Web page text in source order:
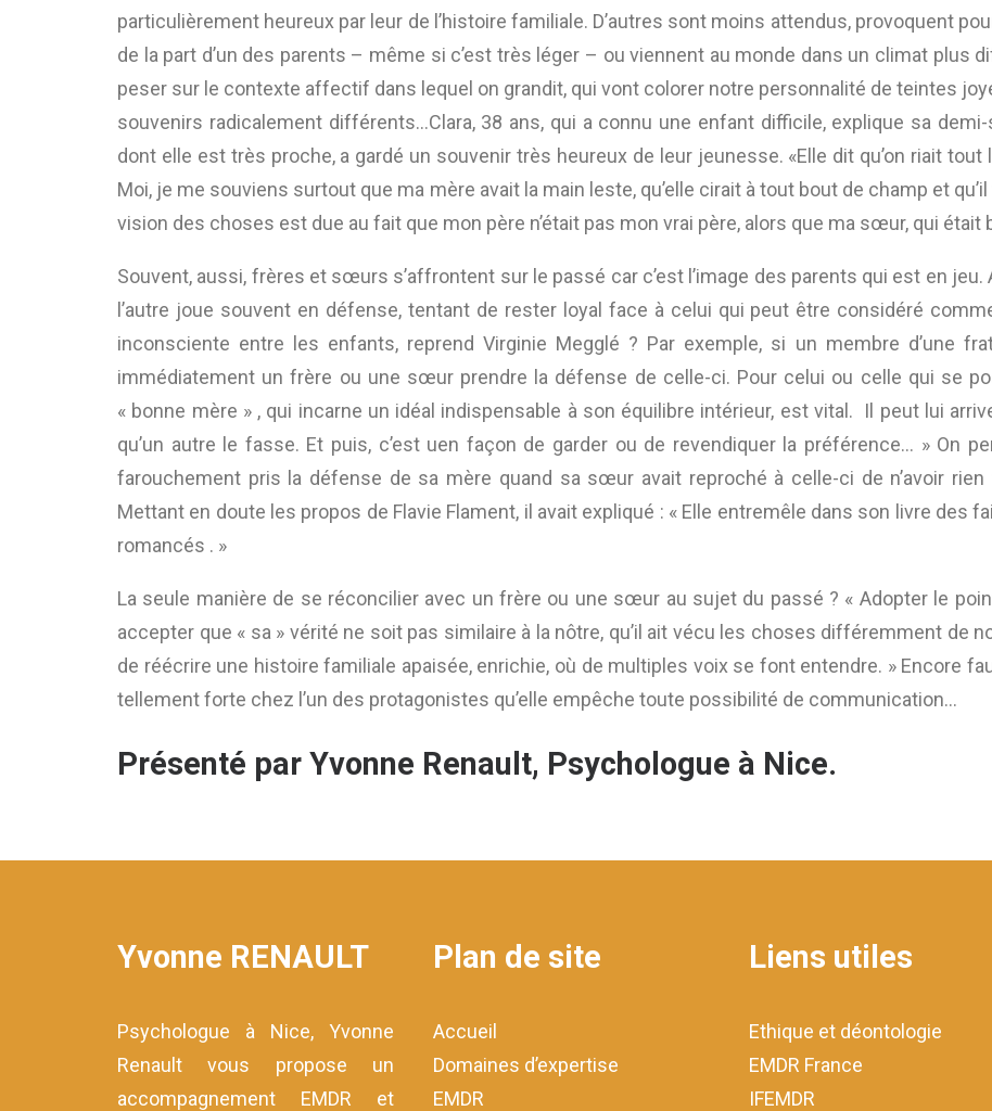
particulièrement heureux par leur de l’histoire familiale. D’autres sont moins attendus, provoquent
de la part d’un des parents – même si c’est très léger – ou viennent au monde dans un climat plus
peser sur le contexte affectif dans lequel on grandit, qui vont colorer notre personnalité de teintes
souvenirs radicalement différents…Clara, 38 ans, qui a connu une enfant difficile, explique sa
dont elle est très proche, a gardé un souvenir très heureux de leur jeunesse. «Elle dit qu’on riait tout
Moi, je me souviens surtout que ma mère avait la main leste, qu’elle cirait à tout bout de champ et
vision des choses est due au fait que mon père n’était pas mon vrai père, alors que ma sœur, qui était
Souvent, aussi, frères et sœurs s’affrontent sur le passé car c’est l’image des parents qui est en jeu.
l’autre joue souvent en défense, tentant de rester loyal face à celui qui peut être considéré
inconsciente entre les enfants, reprend Virginie Megglé ? Par exemple, si un membre d’une
immédiatement un frère ou une sœur prendre la défense de celle-ci. Pour celui ou celle qui se
« bonne mère » , qui incarne un idéal indispensable à son équilibre intérieur, est vital. Il peut lui
qu’un autre le fasse. Et puis, c’est uen façon de garder ou de revendiquer la préférence… » On
farouchement pris la défense de sa mère quand sa sœur avait reproché à celle-ci de n’avoir
Mettant en doute les propos de Flavie Flament, il avait expliqué : « Elle entremêle dans son livre des
romancés . »
La seule manière de se réconcilier avec un frère ou une sœur au sujet du passé ? « Adopter le
accepter que « sa » vérité ne soit pas similaire à la nôtre, qu’il ait vécu les choses différemment de
de réécrire une histoire familiale apaisée, enrichie, où de multiples voix se font entendre. » Encore
tellement forte chez l’un des protagonistes qu’elle empêche toute possibilité de communication…
Présenté par Yvonne Renault, Psychologue à Nice.
Yvonne RENAULT
Psychologue à Nice, Yvonne
Renault vous propose un
accompagnement EMDR et
Plan de site
Accueil
Domaines d’expertise
EMDR
Liens utiles
Ethique et déontologie
EMDR France
IFEMDR